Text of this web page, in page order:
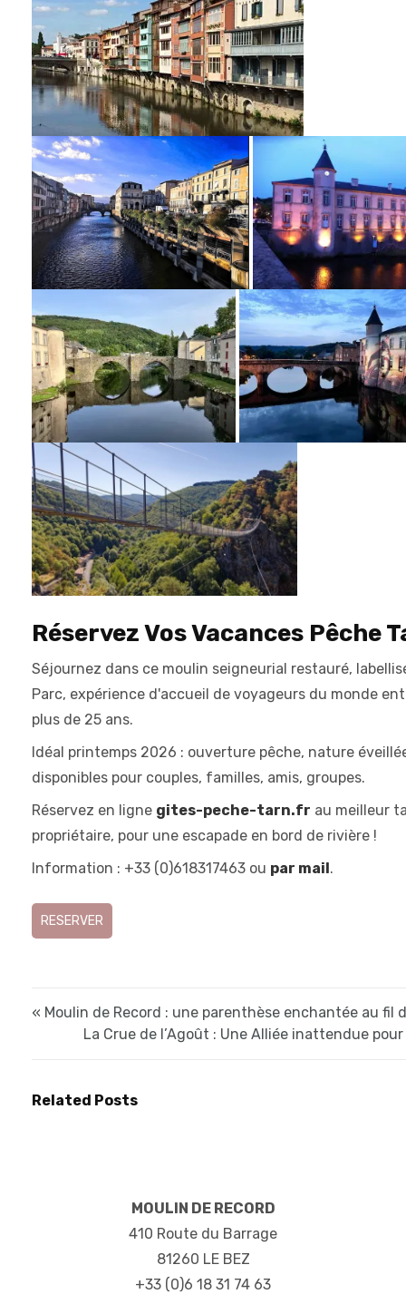
Réservez Vos Vacances Pêche
Séjournez dans ce moulin seigneurial restauré,
Parc, expérience d'accueil de voyageurs du monde
plus de 25 ans.
Idéal printemps 2026 : ouverture pêche, nature
disponibles pour couples, familles, amis, groupes.
Réservez en ligne gites-peche-tarn.fr au meilleur
propriétaire, pour une escapade en bord de rivière !
Information : +33 (0)618317463 ou par mail.
RESERVER
« Moulin de Record : une parenthèse enchantée au fil
La Crue de l’Agoût : Une Alliée inattendue pour
Related Posts
MOULIN DE RECORD
410 Route du Barrage
81260 LE BEZ
+33 (0)6 18 31 74 63